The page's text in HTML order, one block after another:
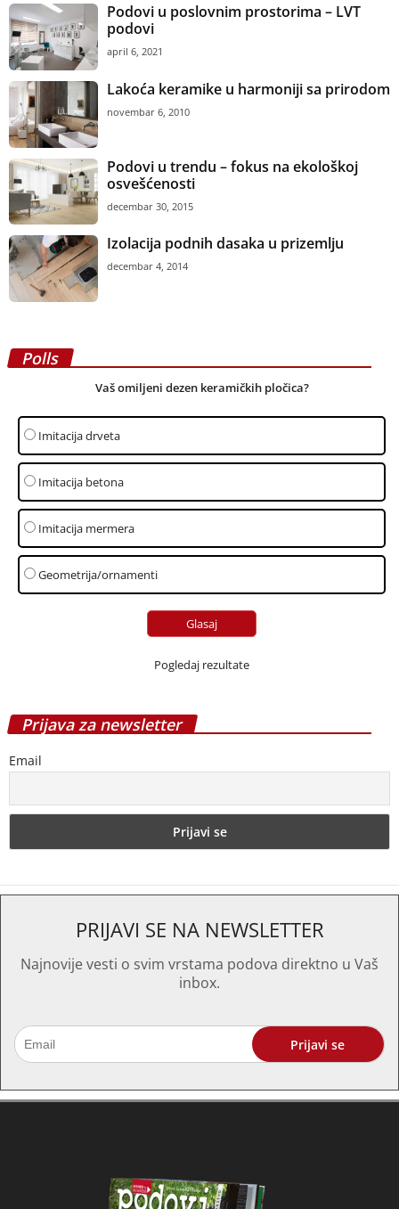
Podovi u poslovnim prostorima – LVT
podovi
april 6, 2021
Lakoća keramike u harmoniji sa prirodom
novembar 6, 2010
Podovi u trendu – fokus na ekološkoj
osvešćenosti
decembar 30, 2015
Izolacija podnih dasaka u prizemlju
decembar 4, 2014
Polls
Vaš omiljeni dezen keramičkih pločica?
Imitacija drveta
Imitacija betona
Imitacija mermera
Geometrija/ornamenti
Pogledaj rezultate
Prijava za newsletter
Email
PRIJAVI SE NA NEWSLETTER
Najnovije vesti o svim vrstama podova direktno u Vaš
inbox.